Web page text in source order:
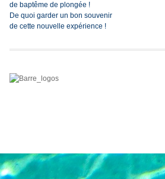
de baptême de plongée !
De quoi garder un bon souvenir
de cette nouvelle expérience !